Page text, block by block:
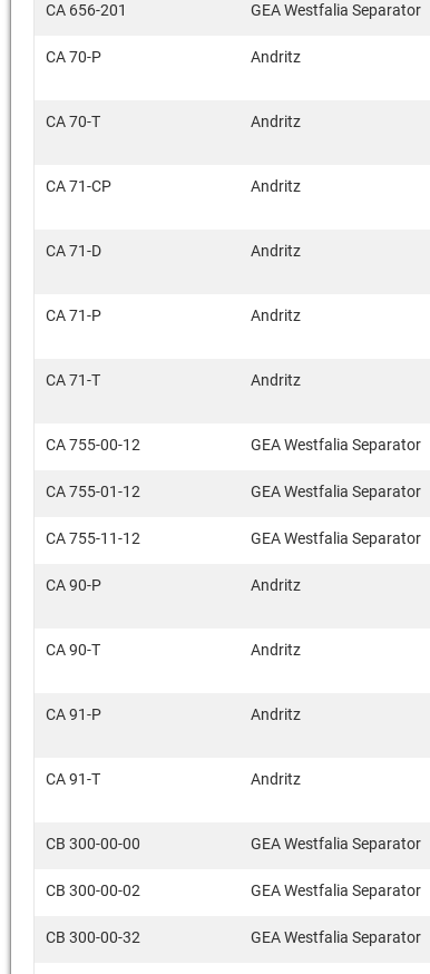
CA 656-201 GEA Westfalia Separator
CA 70-P Andritz
CA 70-T Andritz
CA 71-CP Andritz
CA 71-D Andritz
CA 71-P Andritz
CA 71-T Andritz
CA 755-00-12 GEA Westfalia Separator
CA 755-01-12 GEA Westfalia Separator
CA 755-11-12 GEA Westfalia Separator
CA 90-P Andritz
CA 90-T Andritz
CA 91-P Andritz
CA 91-T Andritz
CB 300-00-00 GEA Westfalia Separator
CB 300-00-02 GEA Westfalia Separator
CB 300-00-32 GEA Westfalia Separator